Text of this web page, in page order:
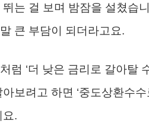
는 걸 보며 밤잠을 설쳤습
큰 부담이 되더라고요.
럼 ‘더 낮은 금리로 갈아탈
보려고 하면 ‘중도상환수
요.